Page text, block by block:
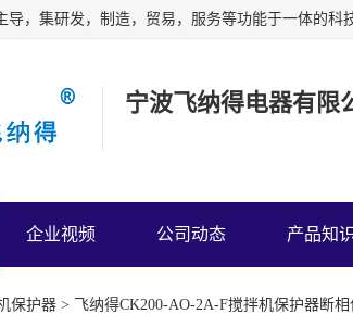
宁波飞纳得电器有限
企业视频 公司动态 产品知
保护器 > 飞纳得CK200-AO-2A-F搅拌机保护器断